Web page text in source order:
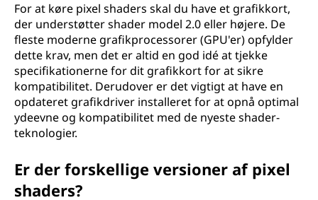
For at køre pixel shaders skal du have et grafikkort,
der understøtter shader model 2.0 eller højere. De
fleste moderne grafikprocessorer (GPU'er) opfylder
dette krav, men det er altid en god idé at tjekke
specifikationerne for dit grafikkort for at sikre
kompatibilitet. Derudover er det vigtigt at have en
opdateret grafikdriver installeret for at opnå optimal
ydeevne og kompatibilitet med de nyeste shader-
teknologier.
Er der forskellige versioner af pixel
shaders?